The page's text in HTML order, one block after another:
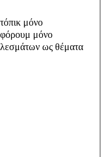
μόνο
μόνο
ως θέματα